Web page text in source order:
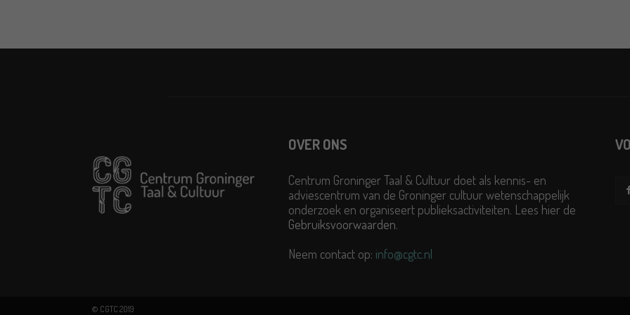
OVER ONS
Centrum Groninger Taal & Cultuur doet als kennis- en
adviescentrum van de Groninger cultuur wetenschappelijk
onderzoek en organiseert publieksactiviteiten. Lees hier de
Gebruiksvoorwaarden.
Neem contact op: info@cgtc.nl
© CGTC 2019